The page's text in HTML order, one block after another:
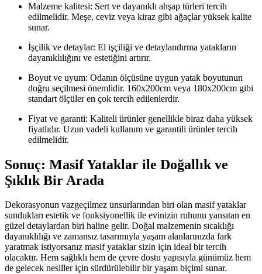
Malzeme kalitesi: Sert ve dayanıklı ahşap türleri tercih
edilmelidir. Meşe, ceviz veya kiraz gibi ağaçlar yüksek kalite
sunar.
İşçilik ve detaylar: El işçiliği ve detaylandırma yatakların
dayanıklılığını ve estetiğini artırır.
Boyut ve uyum: Odanın ölçüsüne uygun yatak boyutunun
doğru seçilmesi önemlidir. 160x200cm veya 180x200cm gibi
standart ölçüler en çok tercih edilenlerdir.
Fiyat ve garanti: Kaliteli ürünler genellikle biraz daha yüksek
fiyatlıdır. Uzun vadeli kullanım ve garantili ürünler tercih
edilmelidir.
Sonuç: Masif Yataklar ile Doğallık ve
Şıklık Bir Arada
Dekorasyonun vazgeçilmez unsurlarından biri olan masif yataklar
sundukları estetik ve fonksiyonellik ile evinizin ruhunu yansıtan en
güzel detaylardan biri haline gelir. Doğal malzemenin sıcaklığı
dayanıklılığı ve zamansız tasarımıyla yaşam alanlarınızda fark
yaratmak istiyorsanız masif yataklar sizin için ideal bir tercih
olacaktır. Hem sağlıklı hem de çevre dostu yapısıyla günümüz hem
de gelecek nesiller için sürdürülebilir bir yaşam biçimi sunar.